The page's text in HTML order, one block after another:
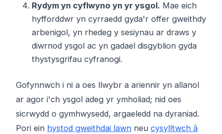
Rydym yn cyflwyno yn yr ysgol. Mae eich
hyfforddwr yn cyrraedd gyda'r offer gweithdy
arbenigol, yn rhedeg y sesiynau ar draws y
diwrnod ysgol ac yn gadael disgyblion gyda
thystysgrifau cyfranogi.
Gofynnwch i ni a oes llwybr a ariennir yn allanol
ar agor i'ch ysgol adeg yr ymholiad; nid oes
sicrwydd o gymhwysedd, argaeledd na dyraniad.
Pori ein hystod gweithdai lawn neu cysylltwch â